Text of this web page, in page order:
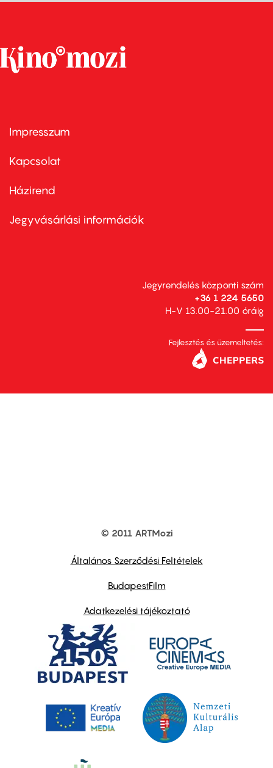
Footer
first
Impresszum
Kapcsolat
Footer
second
Házirend
Jegyvásárlási információk
Jegyrendelés központi szám
+36 1 224 5650
H-V 13.00-21.00 óráig
Fejlesztés és üzemeltetés:
© 2011 ARTMozi
Általános Szerződési Feltételek
BudapestFilm
Adatkezelési tájékoztató